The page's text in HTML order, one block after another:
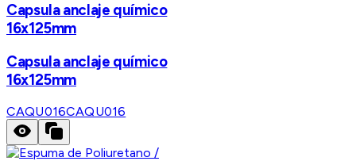
Capsula anclaje químico
16x125mm
Capsula anclaje químico
16x125mm
CAQU016CAQU016